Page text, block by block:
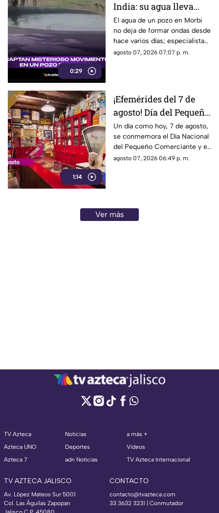
0:29
India: su agua lleva
días en movimiento y
nadie sabe aún por qué
El agua de un pozo en Morbi
no deja de formar ondas desde
hace varios días; especialistas
ya investigan qué ocurre bajo
agosto 07, 2026 07:07 p. m.
1:14
¡Efemérides del 7 de
agosto! Día del Pequeño
Comerciante
Un día como hoy, 7 de agosto,
se conmemora el Día Nacional
del Pequeño Comerciante y el
inicio de la construcción del
agosto 07, 2026 06:49 p. m.
Ver más
TV Azteca
Azteca UNO
Azteca 7
Noticias
Deportes
adn Noticias
a más +
Videos
TV Azteca Internacional
TV AZTECA JALISCO
Av. López Mateos Sur 5001
Col. Las Águilas Zapopan
CONTACTO
contacto@tvazteca.com
33 3632 3231 | Conmutador